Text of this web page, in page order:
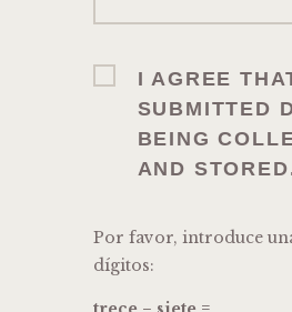
I AGREE
SUBMITTED
BEING
AND
Por favor, introduce
dígitos: